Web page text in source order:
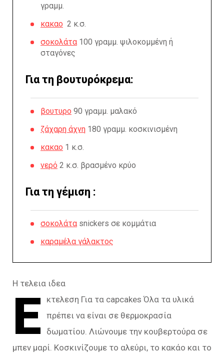
γραμμ.
κακαο 2 κ.σ.
σοκολάτα 100 γραμμ. ψιλοκομμένη ή
σταγόνες
Για τη βουτυρόκρεμα:
βουτυρο 90 γραμμ. μαλακό
ζάχαρη άχνη 180 γραμμ. κοσκινισμένη
κακαο 1 κ.σ.
νερό 2 κ.σ. βρασμένο κρύο
Για τη γέμιση :
σοκολάτα snickers σε κομμάτια
καραμέλα γάλακτος
Η τελεια ιδεα
Ε
κτελεση Για τα capcakes Όλα τα υλικά
πρέπει να είναι σε θερμοκρασία
δωματίου. Λιώνουμε την κουβερτούρα σε
μπεν μαρί. Κοσκινίζουμε το αλεύρι, το κακάο και το